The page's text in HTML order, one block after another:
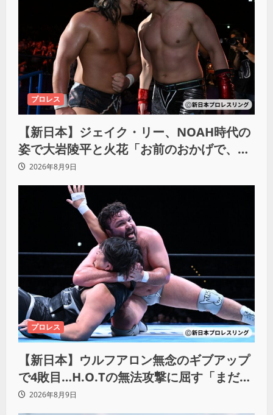
プロレス
【新日本】ジェイク・リー、NOAH時代の
姿で大岩陵平と火花「お前のおかげで、忘
れてたもの思い出したわ」
2026年8月9日
プロレス
【新日本】ウルフアロン無念のギブアップ
で4敗目…H.O.Tの無法攻撃に屈す「まだま
だ俺自身の力はこんなもんだなって」
2026年8月9日